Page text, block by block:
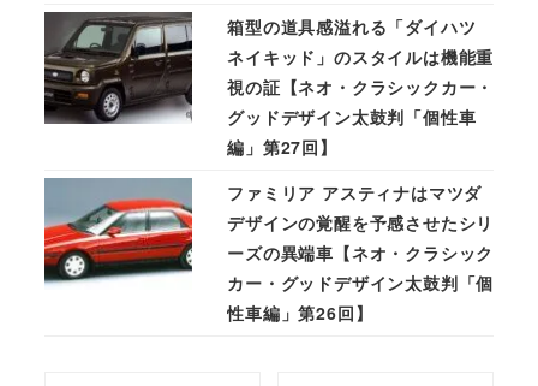
箱型の道具感溢れる「ダイハツ
ネイキッド」のスタイルは機能重
視の証【ネオ・クラシックカー・
グッドデザイン太鼓判「個性車
編」第27回】
ファミリア アスティナはマツダ
デザインの覚醒を予感させたシリ
ーズの異端車【ネオ・クラシック
カー・グッドデザイン太鼓判「個
性車編」第26回】